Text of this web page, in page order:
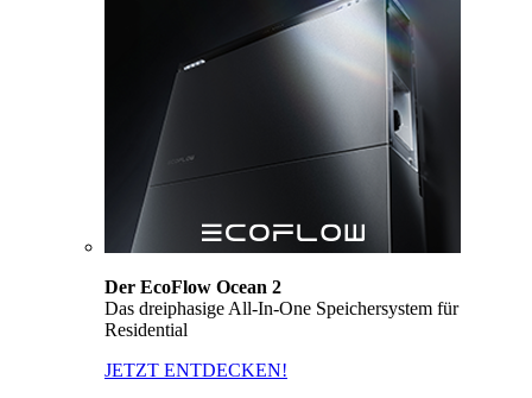
Der EcoFlow Ocean 2
Das dreiphasige All-In-One Speichersystem für
Residential
JETZT ENTDECKEN!